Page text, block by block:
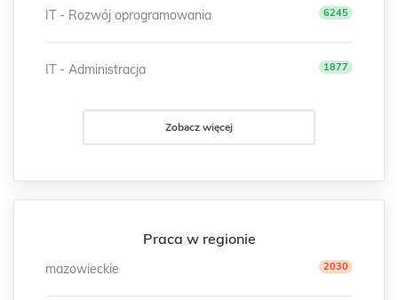
IT - Rozwój oprogramowania 6245
IT - Administracja 1877
Zobacz więcej
Praca w regionie
mazowieckie 2030